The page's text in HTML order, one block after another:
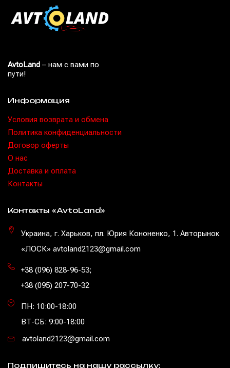
AvtoLand – нам с вами по
пути!
Информация
Условия возврата и обмена
Политика конфиденциальности
Договор оферты
O нас
Доставка и оплата
Контакты
Контакты «AvtoLand»
Украина, г. Харьков, пл. Юрия Кононенко, 1. Авторынок
«ЛОСК» avtoland2123@gmail.com
+38 (096) 828-96-53;
+38 (095) 207-70-32
ПН: 10:00-18:00
ВТ-СБ: 9:00-18:00
avtoland2123@gmail.com
Подпишитесь на нашу рассылку: